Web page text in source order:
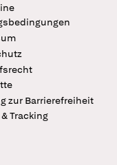
zur Barrierefreiheit
Tracking